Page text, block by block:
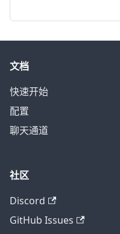
文档
快速开始
配置
聊天通道
社区
Discord
GitHub Issues